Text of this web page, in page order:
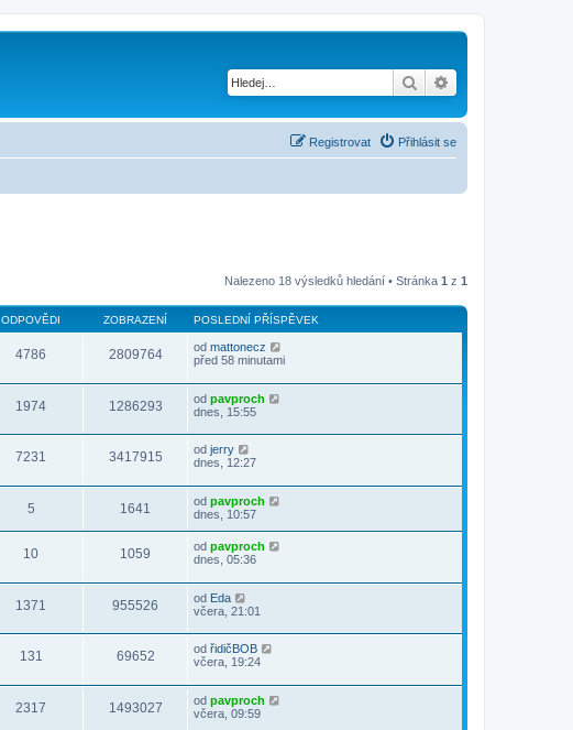
Hledat
Přihlásit se
Registrovat
Nalezeno 18 výsledků hledání • Stránka 1 z 1
ODPOVĚDI ZOBRAZENÍ POSLEDNÍ PŘÍSPĚVEK
4786 2809764 od mattonecz
před 58 minutami
1974 1286293 od pavproch
dnes, 15:55
7231 3417915 od jerry
dnes, 12:27
5 1641 od pavproch
dnes, 10:57
10 1059 od pavproch
dnes, 05:36
1371 955526 od Eda
včera, 21:01
131 69652 od řidičBOB
včera, 19:24
2317 1493027 od pavproch
včera, 09:59